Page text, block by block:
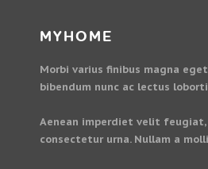
MYHOME
Morbi varius finibus magna
bibendum nunc ac lectus
Aenean imperdiet velit feugiat,
consectetur urna. Nullam a